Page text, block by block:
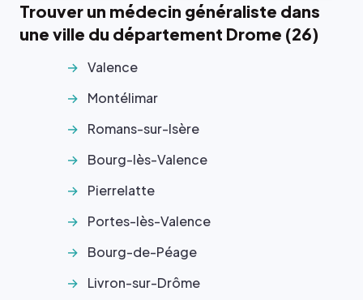
Trouver un médecin généraliste dans
une ville du département Drome (26)
Valence
Montélimar
Romans-sur-Isère
Bourg-lès-Valence
Pierrelatte
Portes-lès-Valence
Bourg-de-Péage
Livron-sur-Drôme